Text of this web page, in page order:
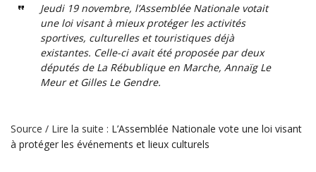
Jeudi 19 novembre, l’Assemblée Nationale votait
une loi visant à mieux protéger les activités
sportives, culturelles et touristiques déjà
existantes. Celle-ci avait été proposée par deux
députés de La Rébublique en Marche, Annaïg Le
Meur et Gilles Le Gendre.
Source / Lire la suite : L’Assemblée Nationale vote une loi visant
à protéger les événements et lieux culturels